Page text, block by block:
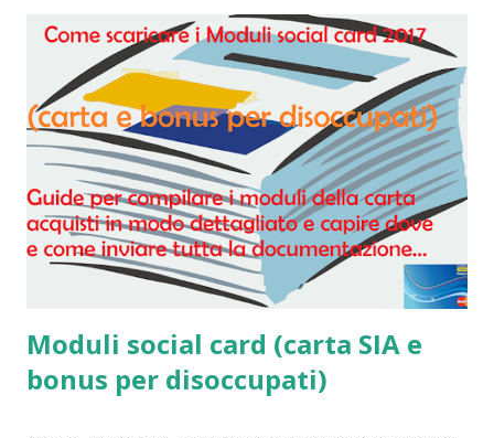
Moduli social card (carta SIA e
bonus per disoccupati)